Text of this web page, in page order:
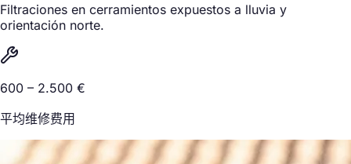
Filtraciones en cerramientos expuestos a lluvia y
orientación norte.
600 – 2.500 €
平均维修费用